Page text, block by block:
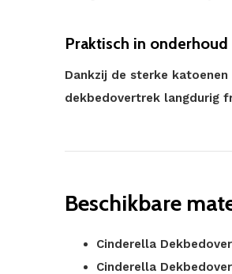
Praktisch in onderhoud
Dankzij de sterke
dekbedovertrek langdurig
Beschikbare
Cinderella
Cinderella